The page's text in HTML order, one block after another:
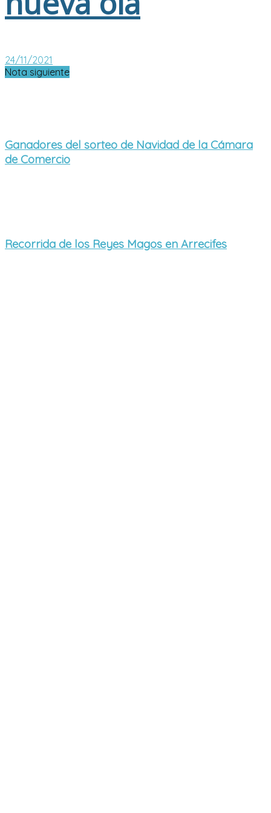
24/11/2021
Nota siguiente
Ganadores del sorteo de Navidad de la Cámara
de Comercio
Recorrida de los Reyes Magos en Arrecifes